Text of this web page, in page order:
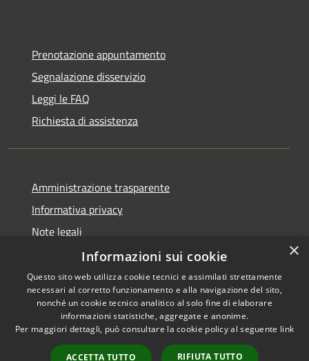
Prenotazione appuntamento
Segnalazione disservizio
Leggi le FAQ
Richiesta di assistenza
Amministrazione trasparente
Informativa privacy
Note legali
Dichiarazione di accessibilità
RSS
Accessibilità
Copyright © 2026 • Comune di
Signa • Powered by
Municipium• Accesso
×
Informazioni sui cookie
Questo sito web utilizza cookie tecnici e assimilati strettamente
necessari al corretto funzionamento e alla navigazione del sito,
nonché un cookie tecnico analitico al solo fine di elaborare
informazioni statistiche, aggregate e anonime.
Per maggiori dettagli, può consultare la cookie policy al seguente link
ACCETTA TUTTO RIFIUTA TUTTO